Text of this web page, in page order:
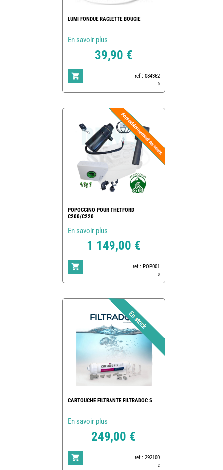
LUMI FONDUE RACLETTE BOUGIE
En savoir plus
39,90 €
ref : 084362
0
POPOCCINO POUR THETFORD
C200/C220
En savoir plus
1 149,00 €
ref : POP001
0
CARTOUCHE FILTRANTE FILTRADOC S
En savoir plus
249,00 €
ref : 292100
2